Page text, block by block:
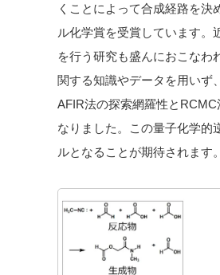
くことによって合成経路を
ル化学賞を受賞しています。
を行う研究も盛んにおこなわ
関する知識やデータを用いず
AFIR法の探索網羅性と
なりました。この量子化学的
ルとなることが期待されます。